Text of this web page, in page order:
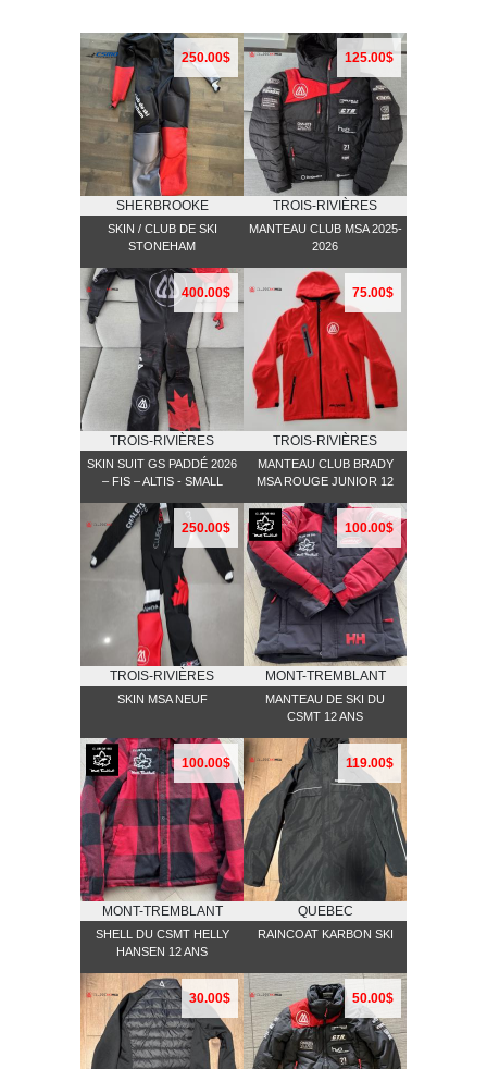
250.00$
SHERBROOKE
SKIN / CLUB DE SKI
STONEHAM
125.00$
TROIS-RIVIÈRES
MANTEAU CLUB MSA 2025-
2026
400.00$
TROIS-RIVIÈRES
SKIN SUIT GS PADDÉ 2026
– FIS – ALTIS - SMALL
75.00$
TROIS-RIVIÈRES
MANTEAU CLUB BRADY
MSA ROUGE JUNIOR 12
250.00$
TROIS-RIVIÈRES
SKIN MSA NEUF
100.00$
MONT-TREMBLANT
MANTEAU DE SKI DU
CSMT 12 ANS
100.00$
MONT-TREMBLANT
SHELL DU CSMT HELLY
HANSEN 12 ANS
119.00$
QUEBEC
RAINCOAT KARBON SKI
30.00$ 50.00$